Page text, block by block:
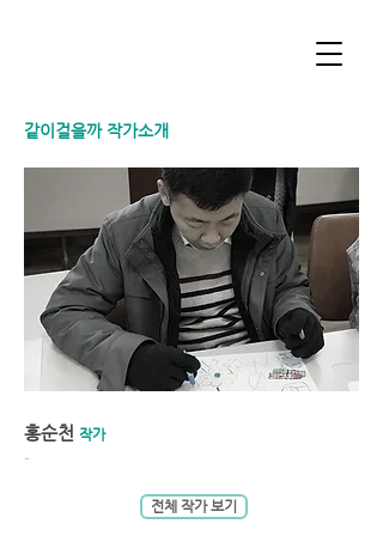
같이걸을까 작가소개
홍순천 작가
-
전체 작가 보기